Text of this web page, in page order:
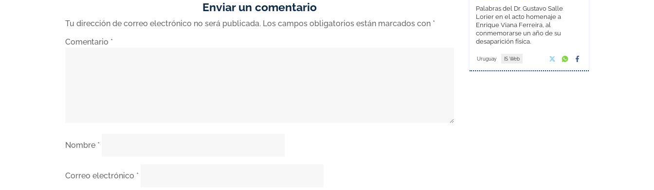
Enviar un comentario
Tu dirección de correo electrónico no será publicada. Los campos obligatorios están marcados con *
Comentario *
Nombre *
Correo electrónico *
Palabras del Dr. Gustavo Salle
Lorier en el acto homenaje a
Enrique Viana Ferreira, al
conmemorarse un año de su
desaparición física.
Uruguay IS Web